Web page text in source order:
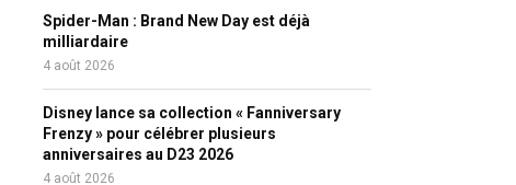
Spider-Man : Brand New Day est déjà
milliardaire
4 août 2026
Disney lance sa collection « Fanniversary
Frenzy » pour célébrer plusieurs
anniversaires au D23 2026
4 août 2026